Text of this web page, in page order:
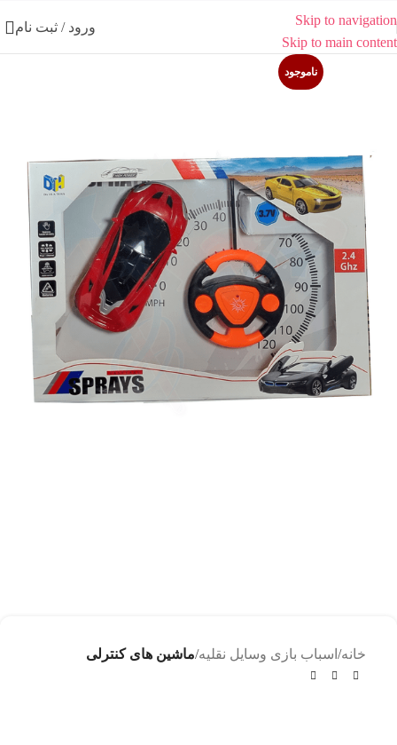
Skip to navigation
Skip to main content
ورود / ثبت نام
ناموجود
خانه اسباب بازی وسایل نقلیه ماشین های کنترلی